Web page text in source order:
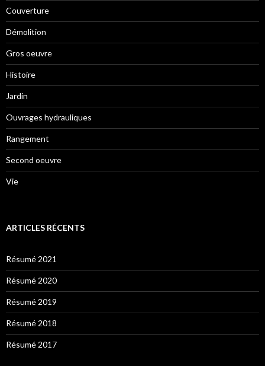
Couverture
Démolition
Gros oeuvre
Histoire
Jardin
Ouvrages hydrauliques
Rangement
Second oeuvre
Vie
ARTICLES RÉCENTS
Résumé 2021
Résumé 2020
Résumé 2019
Résumé 2018
Résumé 2017